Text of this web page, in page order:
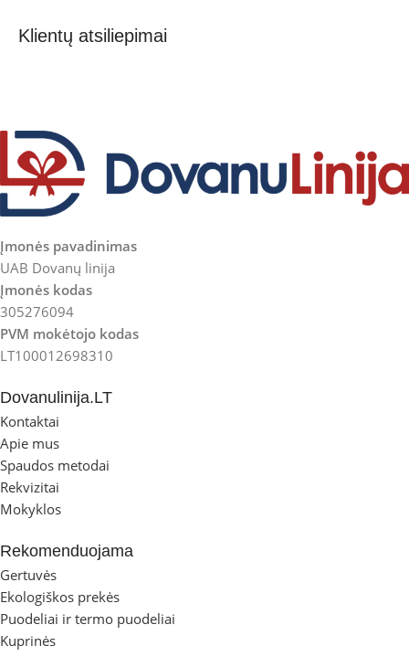
Klientų atsiliepimai
Įmonės pavadinimas
UAB Dovanų linija
Įmonės kodas
305276094
PVM mokėtojo kodas
LT100012698310
Dovanulinija.LT
Kontaktai
Apie mus
Spaudos metodai
Rekvizitai
Mokyklos
Rekomenduojama
Gertuvės
Ekologiškos prekės
Puodeliai ir termo puodeliai
Kuprinės